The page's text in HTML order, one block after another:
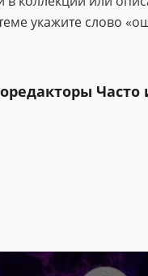
укажите слово
Часто